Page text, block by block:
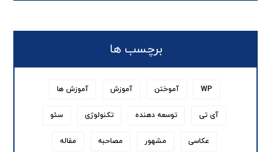
برچسب ها
WP آموختن آموزش آموزش ها
آی تی توسعه دهنده تکنولوژی سئو
عکاسی مشهور مصاحبه مقاله